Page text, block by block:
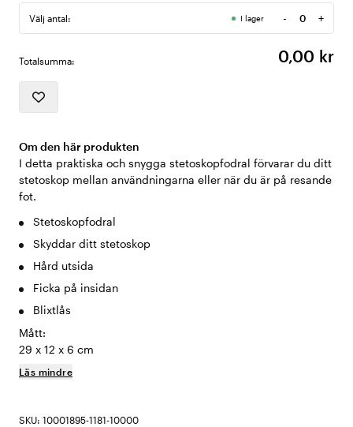
Välj antal: I lager -
Antal
+
Totalsumma: 0,00 kr
Om den här produkten
I detta praktiska och snygga stetoskopfodral förvarar du ditt
stetoskop mellan användningarna eller när du är på resande
fot.
Stetoskopfodral
Skyddar ditt stetoskop
Hård utsida
Ficka på insidan
Blixtlås
Mått:
29 x 12 x 6 cm
Läs mindre
SKU: 10001895-1181-10000